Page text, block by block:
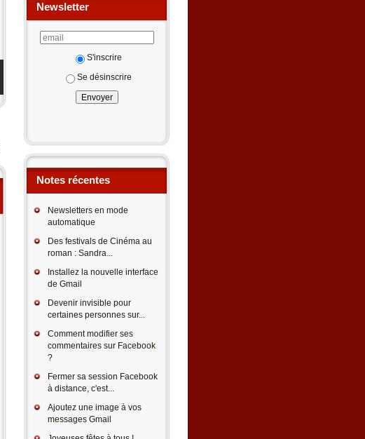
Newsletter
S'inscrire
Se désinscrire
Notes récentes
Newsletters en mode
automatique
Des festivals de Cinéma au
roman : Sandra...
Installez la nouvelle interface
de Gmail
Devenir invisible pour
certaines personnes sur...
Comment modifier ses
commentaires sur Facebook
?
Fermer sa session Facebook
à distance, c'est...
Ajoutez une image à vos
messages Gmail